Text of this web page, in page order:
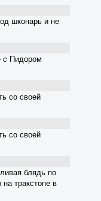
шконарь и не
с Пидором
со своей
со своей
блядь по
тракстопе в